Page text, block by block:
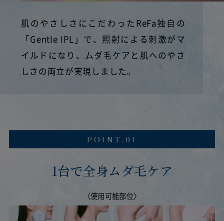
肌のやさしさにこだわったReFa独自の
「Gentle IPL」で、照射による刺激がマ
イルドになり、ムダ毛ケアと肌へのやさ
しさの両立が実現しました。
POINT.01
1台で全身ムダ毛ケア
〈使用可能部位〉